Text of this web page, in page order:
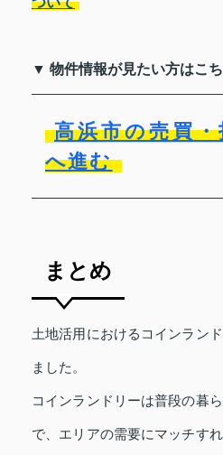
▼ 物件情報が見たい方はこ
高浜市の売買
へ進む
まとめ
土地活用におけるコインラン
ました。
コインランドリーは普段の暮
で、エリアの需要にマッチす